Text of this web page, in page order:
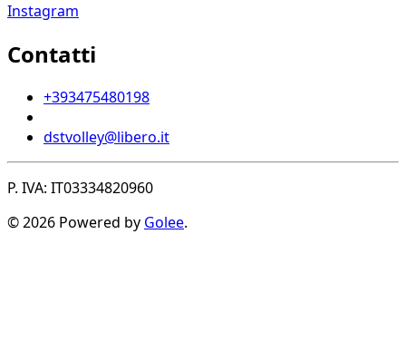
Instagram
Contatti
+393475480198
dstvolley@libero.it
P. IVA: IT03334820960
© 2026 Powered by Golee.